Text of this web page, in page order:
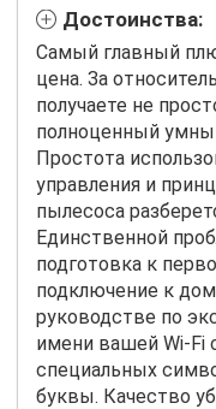
Достоинства:
Самый главный
цена. За
получаете не
полноценный
Простота
управления и
пылесоса
Единственной
подготовка к
подключение к
руководстве по
имени вашей Wi-Fi
специальных
буквы. Качество